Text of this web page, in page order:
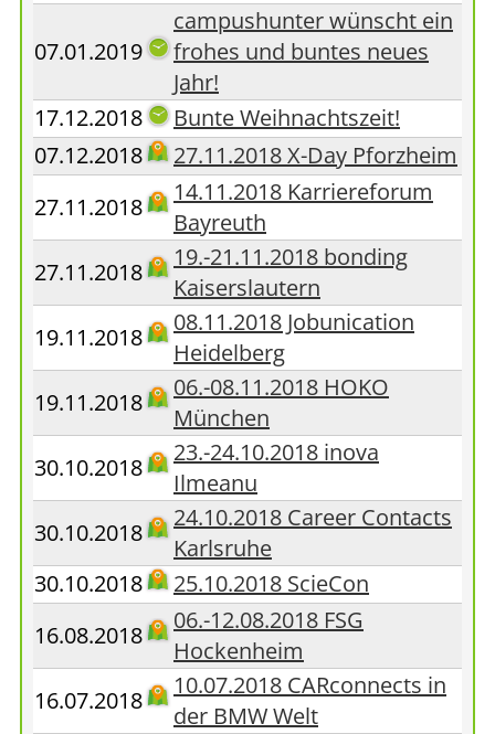
07.01.2019
campushunter wünscht ein
frohes und buntes neues
Jahr!
17.12.2018
Bunte Weihnachtszeit!
07.12.2018
27.11.2018 X-Day Pforzheim
27.11.2018
14.11.2018 Karriereforum
Bayreuth
27.11.2018
19.-21.11.2018 bonding
Kaiserslautern
19.11.2018
08.11.2018 Jobunication
Heidelberg
19.11.2018
06.-08.11.2018 HOKO
München
30.10.2018
23.-24.10.2018 inova
Ilmeanu
30.10.2018
24.10.2018 Career Contacts
Karlsruhe
30.10.2018
25.10.2018 ScieCon
16.08.2018
06.-12.08.2018 FSG
Hockenheim
16.07.2018
10.07.2018 CARconnects in
der BMW Welt